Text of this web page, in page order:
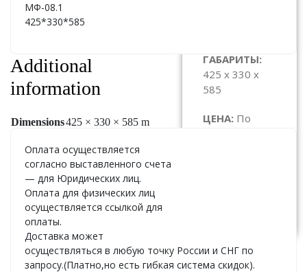
ГАБАРИТЫ:
425 x 330 x
585
ЦЕНА: По
МФ-08.1
425*330*585
Additional
information
Dimensions425 × 330 × 585 m
Оплата осуществляется
согласно выставленного счета
— для Юридических лиц.
Оплата для физических лиц
осуществляется ссылкой для
оплаты.
Доставка может
осуществляться в любую точку России и СНГ по
запросу.(Платно,но есть гибкая система скидок).